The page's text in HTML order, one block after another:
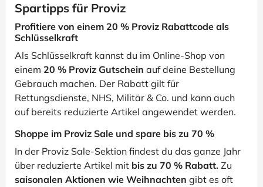
Spartipps für Proviz
Profitiere von einem 20 % Proviz Rabattcode als
Schlüsselkraft
Als Schlüsselkraft kannst du im Online-Shop von
einem 20 % Proviz Gutschein auf deine Bestellung
Gebrauch machen. Der Rabatt gilt für
Rettungsdienste, NHS, Militär & Co. und kann auch
auf bereits reduzierte Artikel angewendet werden.
Shoppe im Proviz Sale und spare bis zu 70 %
In der Proviz Sale-Sektion findest du das ganze Jahr
über reduzierte Artikel mit bis zu 70 % Rabatt. Zu
saisonalen Aktionen wie Weihnachten gibt es oft